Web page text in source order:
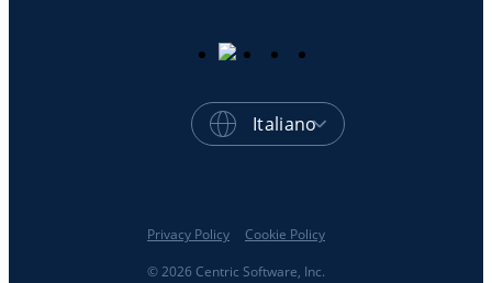
Italiano
© 2026 Centric Software, Inc.
Privacy Policy Cookie Policy